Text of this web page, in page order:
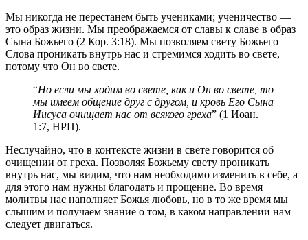
Мы никогда не перестанем быть учениками; ученичество —
это образ жизни. Мы преображаемся от славы к славе в образ
Сына Божьего (2 Кор. 3:18). Мы позволяем свету Божьего
Слова проникать внутрь нас и стремимся ходить во свете,
потому что Он во свете.
“Но если мы ходим во свете, как и Он во свете, то
мы имеем общение друг с другом, и кровь Его Сына
Иисуса очищает нас от всякого греха” (1 Иоан.
1:7, НРП).
Неслучайно, что в контексте жизни в свете говорится об
очищении от греха. Позволяя Божьему свету проникать
внутрь нас, мы видим, что нам необходимо изменить в себе, а
для этого нам нужны благодать и прощение. Во время
молитвы нас наполняет Божья любовь, но в то же время мы
слышим и получаем знание о том, в каком направлении нам
следует двигаться.